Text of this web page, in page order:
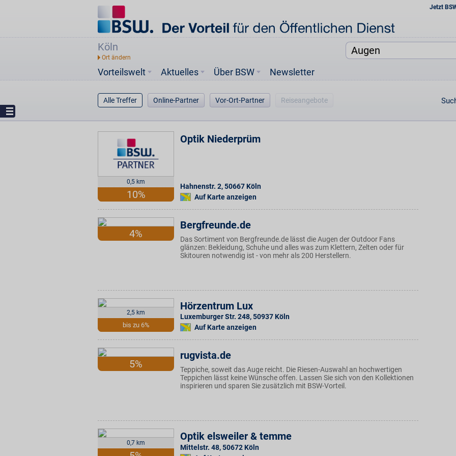
Jetzt
Köln
Vorteilswelt Aktuelles Über BSW Newsletter
Alle Treffer Online-Partner Vor-Ort-Partner Reiseangebote
0,5 km
10%
Optik Niederprüm
Hahnenstr. 2,50667 Köln
Auf Karte anzeigen
4%
Bergfreunde.de
Das Sortiment von Bergfreunde.de lässt die Augen der Outdoor Fans
glänzen: Bekleidung, Schuhe und alles was zum Klettern, Zelten oder für
Skitouren notwendig ist - von mehr als 200 Herstellern.
2,5 km
bis zu 6%
Hörzentrum Lux
Luxemburger Str. 248,50937 Köln
Auf Karte anzeigen
5%
rugvista.de
Teppiche, soweit das Auge reicht. Die Riesen-Auswahl an hochwertigen
Teppichen lässt keine Wünsche offen. Lassen Sie sich von den Kollektionen
inspirieren und sparen Sie zusätzlich mit BSW-Vorteil.
0,7 km
Optik elsweiler & temme
Mittelstr. 48,50672 Köln